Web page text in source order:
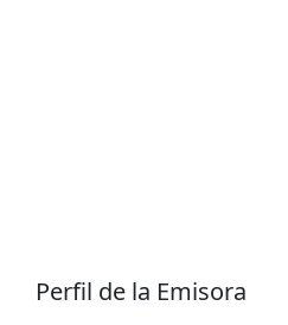
Perfil de la Emisora